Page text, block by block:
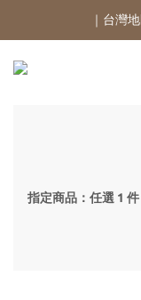
｜台灣
指定商品：任選 1